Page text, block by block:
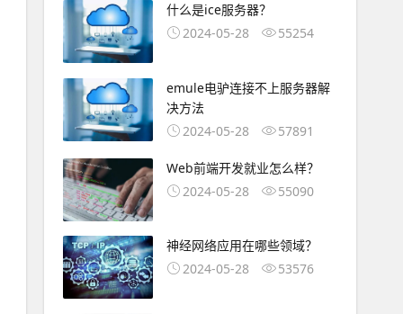
什么是ice服务器？
2024-05-28
55254
emule电驴连接不上服务器解
决方法
2024-05-28
57891
Web前端开发就业怎么样？
2024-05-28
55090
神经网络应用在哪些领域？
2024-05-28
53576